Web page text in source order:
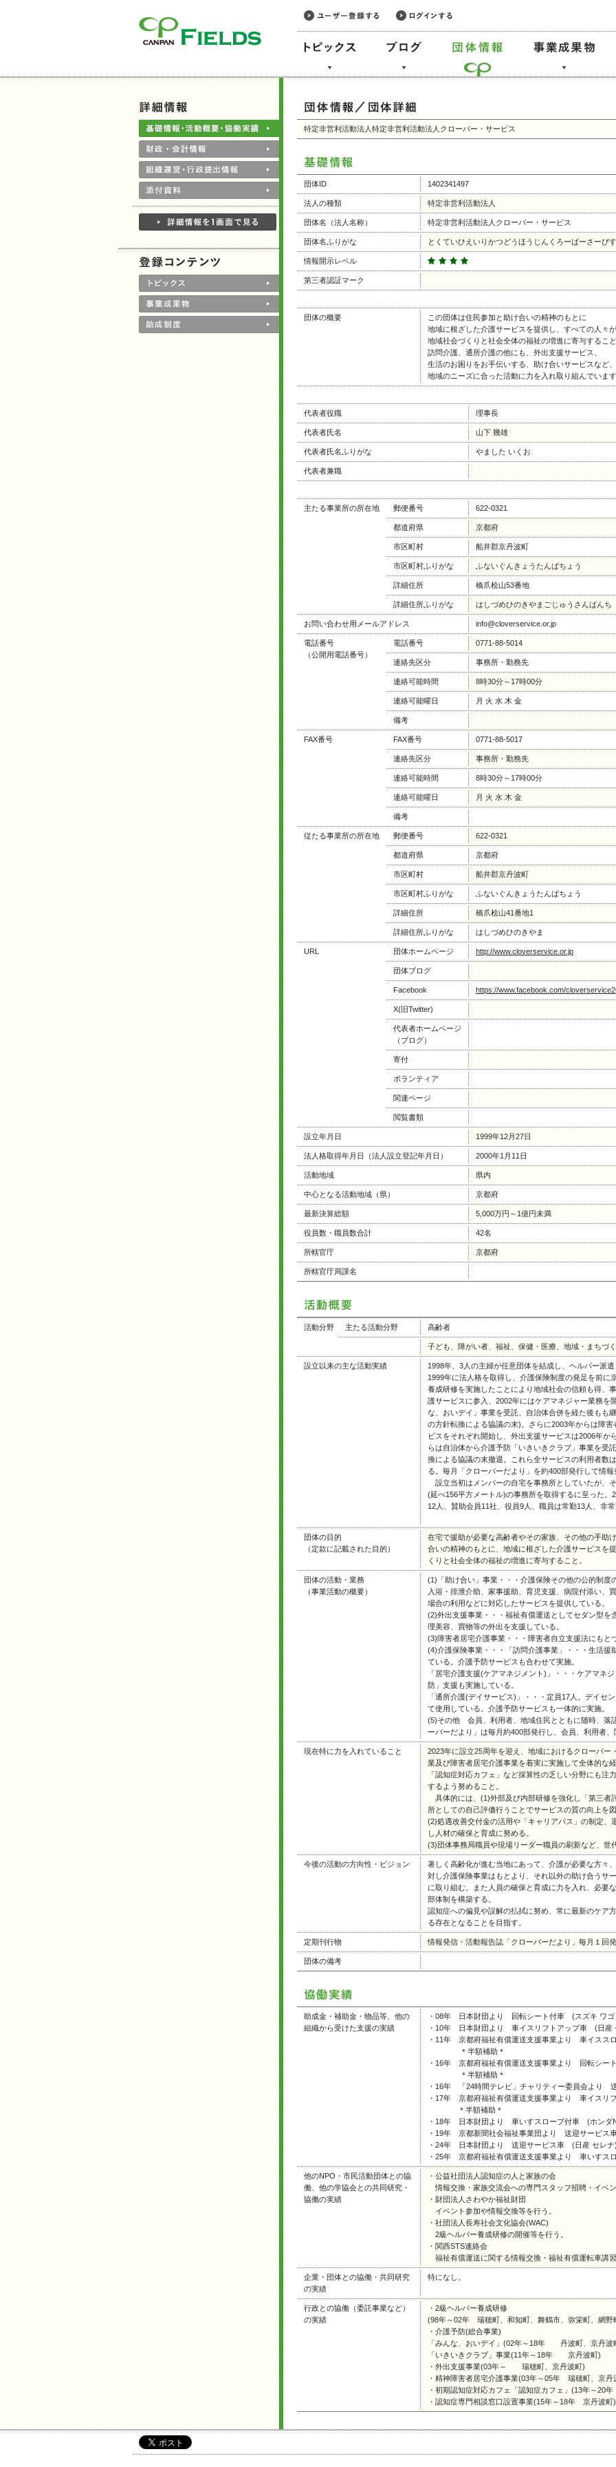
特定非営利活動法人特定非営利活動法人クローバー・サービス
団体ID 1402341497
法人の種類 特定非営利活動法人
団体名（法人名称） 特定非営利活動法人クローバー・サービス
団体名ふりがな とくていひえいりかつどうほうじんくろーばーさーびす
情報開示レベル
第三者認証マーク
団体の概要
この団体は住民参加と助け合いの精神のもとに
地域に根ざした介護サービスを提供し、すべての人々
地域社会づくりと社会全体の福祉の増進に寄与するこ
訪問介護、通所介護の他にも、外出支援サービス、
生活のお困りをお手伝いする、助け合いサービスなど、
地域のニーズに合った活動に力を入れ取り組んでいま
代表者役職 理事長
代表者氏名 山下 幾雄
代表者氏名ふりがな やました いくお
代表者兼職
主たる事業所の所在地 郵便番号 622-0321
都道府県 京都府
市区町村 船井郡京丹波町
市区町村ふりがな ふないぐんきょうたんばちょう
詳細住所 橋爪桧山53番地
詳細住所ふりがな はしづめひのきやまごじゅうさんばんち
お問い合わせ用メールアドレス info@cloverservice.or.jp
電話番号
（公開用電話番号）
電話番号 0771-88-5014
連絡先区分 事務所・勤務先
連絡可能時間 8時30分～17時00分
連絡可能曜日 月 火 水 木 金
備考
FAX番号 FAX番号 0771-88-5017
連絡先区分 事務所・勤務先
連絡可能時間 8時30分～17時00分
連絡可能曜日 月 火 水 木 金
備考
従たる事業所の所在地 郵便番号 622-0321
都道府県 京都府
市区町村 船井郡京丹波町
市区町村ふりがな ふないぐんきょうたんばちょう
詳細住所 橋爪桧山41番地1
詳細住所ふりがな はしづめひのきやま
URL 団体ホームページ http://www.cloverservice.or.jp
団体ブログ
Facebook https://www.facebook.com/
X(旧Twitter)
代表者ホームページ
（ブログ）
寄付
ボランティア
関連ページ
閲覧書類
設立年月日 1999年12月27日
法人格取得年月日（法人設立登記年月日） 2000年1月11日
活動地域 県内
中心となる活動地域（県） 京都府
最新決算総額 5,000万円～1億円未満
役員数・職員数合計 42名
所轄官庁 京都府
所轄官庁局課名
活動分野 主たる活動分野 高齢者
子ども、障がい者、福祉、保健・医療、地域・まちづ
設立以来の主な活動実績
1998年、3人の主婦が任意団体を結成し、ヘルパー派
1999年に法人格を取得し、介護保険制度の発足を前
養成研修を実施したことにより地域社会の信頼も得、
護サービスに参入、2002年にはケアマネジャー業務を
な、おいデイ」事業を受託、自治体合併を経た後もも
の方針転換による協議の末)。さらに2003年からは障
ビスをそれぞれ開始し、外出支援サービスは2006年
らは自治体から介護予防「いきいきクラブ」事業を受
換による協議の末撤退。これら全サービスの利用者数
る。毎月「クローバーだより」を約400部発行して情
設立当初はメンバーの自宅を事務所としていたが、
(延べ156平方メートル)の事務所を取得するに至った
12人、賛助会員11社、役員9人、職員は常勤13人、非
団体の目的
（定款に記載された目的）
在宅で援助が必要な高齢者やその家族、その他の手助
合いの精神のもとに、地域に根ざした介護サービスを
くりと社会全体の福祉の増進に寄与すること。
団体の活動・業務
（事業活動の概要）
(1)「助け合い」事業・・・介護保険その他の公的制度
入浴・排泄介助、家事援助、育児支援、病院付添い、
場合の利用などに対応したサービスを提供している。
(2)外出支援事業・・・福祉有償運送としてセダン型
理美容、買物等の外出を支援している。
(3)障害者居宅介護事業・・・障害者自立支援法にもと
(4)介護保険事業・・・「訪問介護事業」・・・生活
ている。介護予防サービスも合わせて実施。
「居宅介護支援(ケアマネジメント)」・・・ケアマネ
防」支援も実施している。
「通所介護(デイサービス)」・・・定員17人。デイセ
て使用している。介護予防サービスも一体的に実施。
(5)その他 会員、利用者、地域住民とともに随時、落
ーバーだより」は毎月約400部発行し、会員、利用者
現在特に力を入れていること
2023年に設立25周年を迎え、地域におけるクローバ
業及び障害者居宅介護事業を着実に実施して全体的な
「認知症対応カフェ」など採算性の乏しい分野にも
するよう努めること。
具体的には、(1)外部及び内部研修を強化し「第三者
所としての自己評価行うことでサービスの質の向上を
(2)処遇改善交付金の活用や「キャリアパス」の制定
し人材の確保と育成に努める。
(3)団体事務局職員や現場リーダー職員の刷新など、世
今後の活動の方向性・ビジョン
著しく高齢化が進む当地にあって、介護が必要な方々
対し介護保険事業はもとより、それ以外の助け合うサ
に取り組む。また人員の確保と育成に力を入れ、必要
部体制を構築する。
認知症への偏見や誤解の払拭に努め、常に最新のケア
る存在となることを目指す。
定期刊行物 情報発信・活動報告誌「クローバーだより」毎月１回
団体の備考
助成金・補助金・物品等、他の
組織から受けた支援の実績
・08年 日本財団より 回転シート付車 (スズキ ワゴ
・10年 日本財団より 車イスリフトアップ車 (日産
・11年 京都府福祉有償運送支援事業より 車イスス
＊半額補助＊
・16年 京都府福祉有償運送支援事業より 回転シー
＊半額補助＊
・16年 「24時間テレビ」チャリティー委員会より
・17年 京都府福祉有償運送支援事業より 車イスリ
＊半額補助＊
・18年 日本財団より 車いすスロープ付車 (ホンダ
・19年 京都新聞社会福祉事業団より 送迎サービス
・24年 日本財団より 送迎サービス車 (日産 セレナ
・25年 京都府福祉有償運送支援事業より 車いすス
他のNPO・市民活動団体との協
働、他の学協会との共同研究・
協働の実績
・公益社団法人認知症の人と家族の会
情報交換・家族交流会への専門スタッフ招聘・イベ
・財団法人さわやか福祉財団
イベント参加や情報交換等を行う。
・社団法人長寿社会文化協会(WAC)
2級ヘルパー養成研修の開催等を行う。
・関西STS連絡会
福祉有償運送に関する情報交換・福祉有償運転車講
企業・団体との協働・共同研究
の実績
特になし。
行政との協働（委託事業など）
の実績
・2級ヘルパー養成研修
(98年～02年 瑞穂町、和知町、舞鶴市、弥栄町、網野
・介護予防(総合事業)
「みんな、おいデイ」(02年～18年 丹波町、京丹波
「いきいきクラブ」事業(11年～18年 京丹波町)
・外出支援事業(03年～ 瑞穂町、京丹波町)
・精神障害者居宅介護事業(03年～05年 瑞穂町、京丹
・初期認知症対応カフェ「認知症カフェ」(13年～20
・認知症専門相談窓口設置事業(15年～18年 京丹波町)